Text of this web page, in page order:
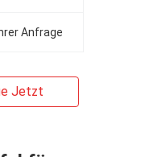
Anfrage
Jetzt